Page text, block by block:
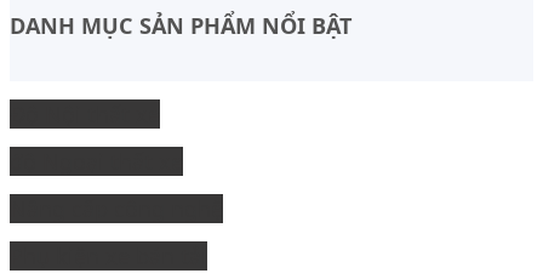
DANH MỤC SẢN PHẨM NỔI BẬT